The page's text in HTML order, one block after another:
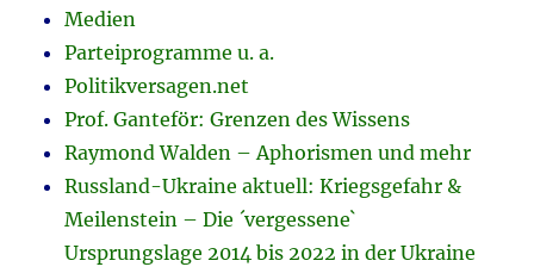
Medien
Parteiprogramme u. a.
Politikversagen.net
Prof. Ganteför: Grenzen des Wissens
Raymond Walden – Aphorismen und mehr
Russland-Ukraine aktuell: Kriegsgefahr &
Meilenstein – Die ´vergessene`
Ursprungslage 2014 bis 2022 in der Ukraine